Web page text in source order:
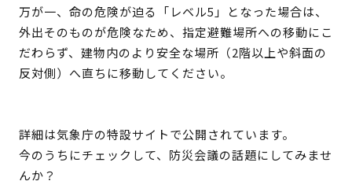
万が一、命の危険が迫る「レベル5」となった場合は、
外出そのものが危険なため、指定避難場所への移動にこ
だわらず、建物内のより安全な場所（2階以上や斜面の
反対側）へ直ちに移動してください。
詳細は気象庁の特設サイトで公開されています。
今のうちにチェックして、防災会議の話題にしてみませ
んか？